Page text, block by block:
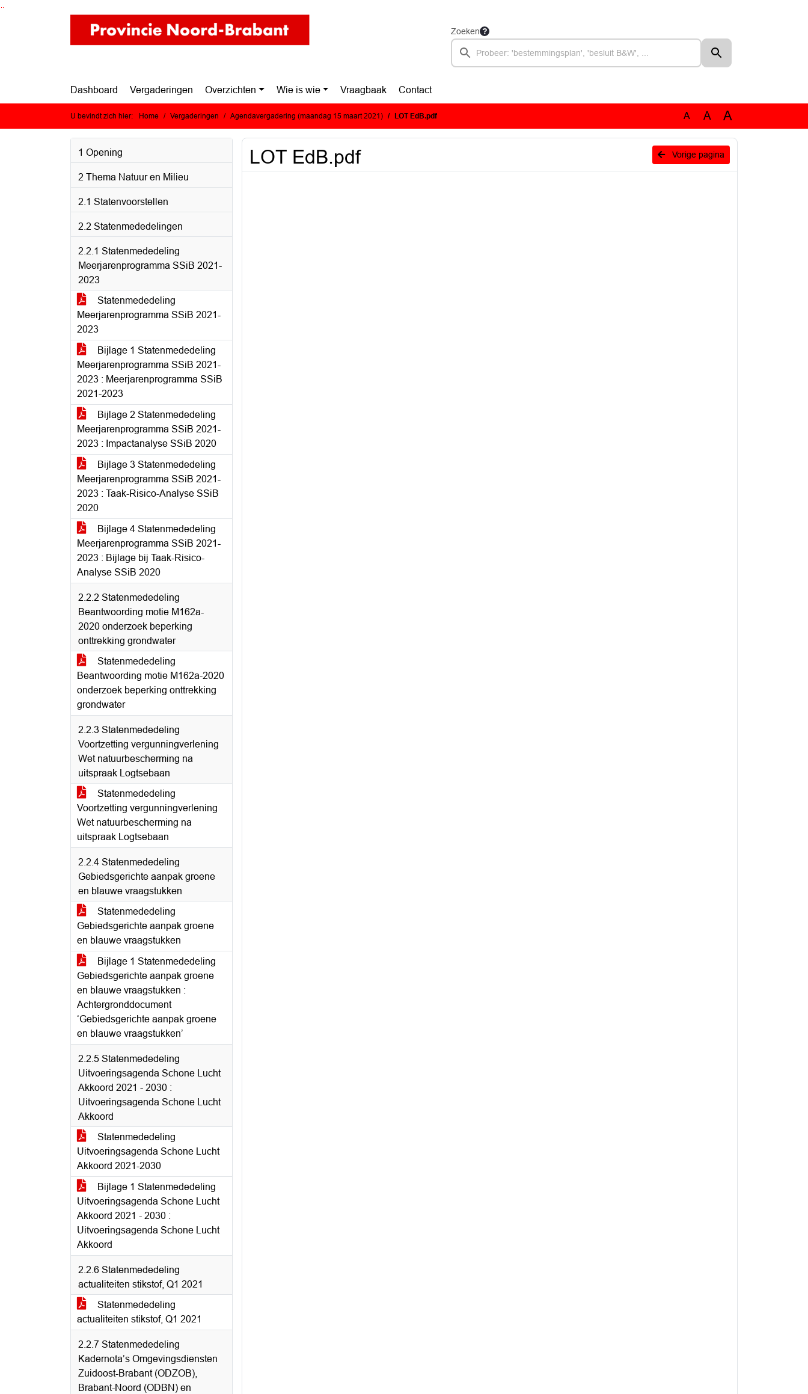
Ga naar de inhoud van deze pagina
Ga naar het zoeken
Ga naar het menu
Zoeken
Dashboard Vergaderingen Overzichten Wie is wie Vraagbaak Contact
U bevindt zich hier: Home Vergaderingen Agendavergadering (maandag 15 maart 2021) LOT EdB.pdf A A A
1 Opening
2 Thema Natuur en Milieu
2.1 Statenvoorstellen
2.2 Statenmededelingen
2.2.1 Statenmededeling
Meerjarenprogramma SSiB 2021-
2023
Statenmededeling
Meerjarenprogramma SSiB 2021-
2023
Bijlage 1 Statenmededeling
Meerjarenprogramma SSiB 2021-
2023 : Meerjarenprogramma SSiB
2021-2023
Bijlage 2 Statenmededeling
Meerjarenprogramma SSiB 2021-
2023 : Impactanalyse SSiB 2020
Bijlage 3 Statenmededeling
Meerjarenprogramma SSiB 2021-
2023 : Taak-Risico-Analyse SSiB
2020
Bijlage 4 Statenmededeling
Meerjarenprogramma SSiB 2021-
2023 : Bijlage bij Taak-Risico-
Analyse SSiB 2020
2.2.2 Statenmededeling
Beantwoording motie M162a-
2020 onderzoek beperking
onttrekking grondwater
Statenmededeling
Beantwoording motie M162a-2020
onderzoek beperking onttrekking
grondwater
2.2.3 Statenmededeling
Voortzetting vergunningverlening
Wet natuurbescherming na
uitspraak Logtsebaan
Statenmededeling
Voortzetting vergunningverlening
Wet natuurbescherming na
uitspraak Logtsebaan
2.2.4 Statenmededeling
Gebiedsgerichte aanpak groene
en blauwe vraagstukken
Statenmededeling
Gebiedsgerichte aanpak groene
en blauwe vraagstukken
Bijlage 1 Statenmededeling
Gebiedsgerichte aanpak groene
en blauwe vraagstukken :
Achtergronddocument
‘Gebiedsgerichte aanpak groene
en blauwe vraagstukken’
2.2.5 Statenmededeling
Uitvoeringsagenda Schone Lucht
Akkoord 2021 - 2030 :
Uitvoeringsagenda Schone Lucht
Akkoord
Statenmededeling
Uitvoeringsagenda Schone Lucht
Akkoord 2021-2030
Bijlage 1 Statenmededeling
Uitvoeringsagenda Schone Lucht
Akkoord 2021 - 2030 :
Uitvoeringsagenda Schone Lucht
Akkoord
2.2.6 Statenmededeling
actualiteiten stikstof, Q1 2021
Statenmededeling
actualiteiten stikstof, Q1 2021
2.2.7 Statenmededeling
Kadernota’s Omgevingsdiensten
Zuidoost-Brabant (ODZOB),
Brabant-Noord (ODBN) en
Vorige pagina
LOT EdB.pdf